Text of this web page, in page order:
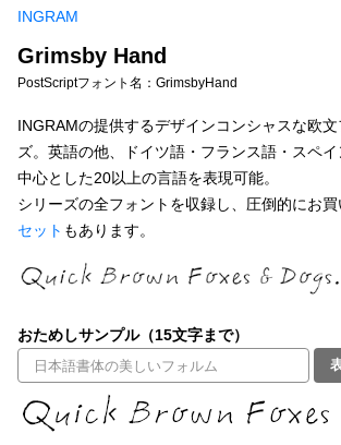
マイページ
お気に入り
ご利用ガイド
よくあるご質問
お問い合わせ
宋朝体
教科書体
草書体
江戸文字 デザ
セット or 単体
INGRAM
Grimsby Hand
PostScriptフォント名： GrimsbyHand
INGRAMの提供するデザインコンシャスな欧
ズ。英語の他、ドイツ語・フランス語・スペ
中心とした20以上の言語を表現可能。
シリーズの全フォントを収録し、圧倒的にお買
セット もあります。
おためしサンプル（15文字まで）